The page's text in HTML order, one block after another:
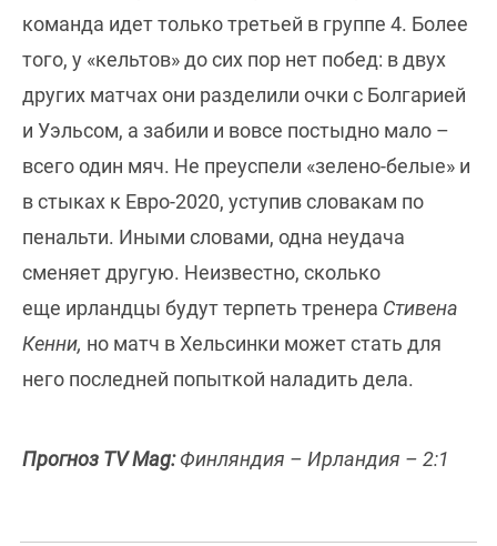
команда идет только третьей в группе 4. Более
того, у «кельтов» до сих пор нет побед: в двух
других матчах они разделили очки с Болгарией
и Уэльсом, а забили и вовсе постыдно мало –
всего один мяч. Не преуспели «зелено-белые» и
в стыках к Евро-2020, уступив словакам по
пенальти. Иными словами, одна неудача
сменяет другую. Неизвестно, сколько
еще ирландцы будут терпеть тренера Стивена
Кенни, но матч в Хельсинки может стать для
него последней попыткой наладить дела.
Прогноз TV Mag:Финляндия – Ирландия – 2:1